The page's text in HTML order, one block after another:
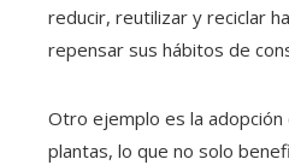
reducir, reutilizar y reciclar
repensar sus hábitos de
Otro ejemplo es la
plantas, lo que no solo